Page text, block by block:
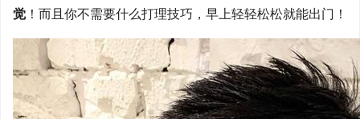
觉 ！而且你不需要什么打理技巧，早上轻轻松松就能出门！